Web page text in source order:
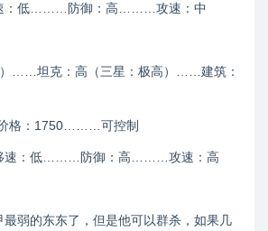
：低………防御：高………攻速：中
……坦克：高（三星：极高）……建筑：
格：1750………可控制
速：低………防御：高………攻速：高
弱的东东了，但是他可以群杀，如果几